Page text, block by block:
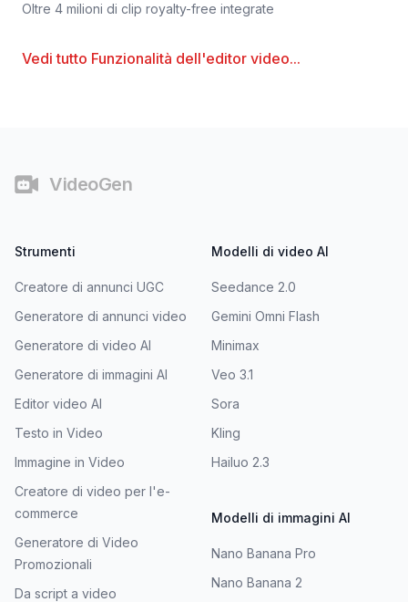
Oltre 4 milioni di clip royalty-free integrate
Vedi tutto Funzionalità dell'editor video...
VideoGen
Strumenti
Creatore di annunci UGC
Generatore di annunci video
Generatore di video AI
Generatore di immagini AI
Editor video AI
Testo in Video
Immagine in Video
Creatore di video per l'e-
commerce
Generatore di Video
Promozionali
Da script a video
Modelli di video AI
Seedance 2.0
Gemini Omni Flash
Minimax
Veo 3.1
Sora
Kling
Hailuo 2.3
Modelli di immagini AI
Nano Banana Pro
Nano Banana 2